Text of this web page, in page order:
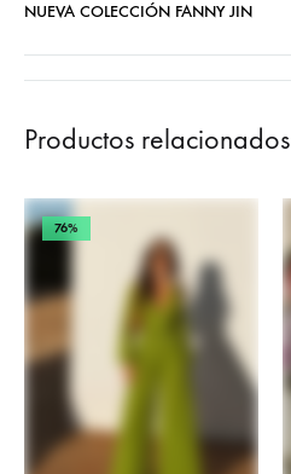
NUEVA COLECCIÓN FANNY JIN
Productos relacionados
76%